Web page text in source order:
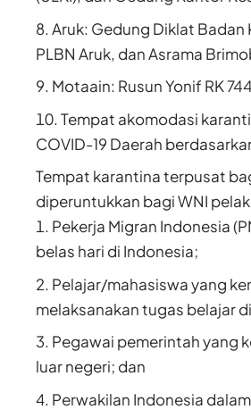
Aruk: Gedung Diklat Badan
PLBN Aruk, dan Asrama
Motaain: Rusun Yonif RK
Tempat akomodasi
COVID-19 Daerah
Tempat karantina terpusat
diperuntukkan bagi WNI
Pekerja Migran Indonesia
belas hari di Indonesia;
Pelajar/mahasiswa yang
melaksanakan tugas belajar
Pegawai pemerintah yang
luar negeri; dan
Perwakilan Indonesia